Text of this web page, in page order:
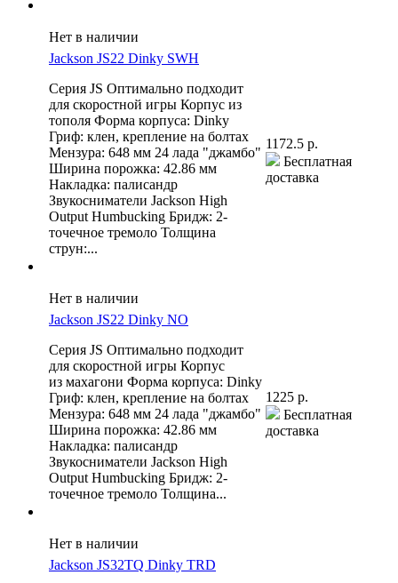
Нет в наличии
Jackson JS22 Dinky SWH
Серия JS Оптимально подходит
для скоростной игры Корпус из
тополя Форма корпуса: Dinky
Гриф: клен, крепление на болтах
Мензура: 648 мм 24 лада "джамбо"
Ширина порожка: 42.86 мм
Накладка: палисандр
Звукосниматели Jackson High
Output Humbucking Бридж: 2-
точечное тремоло Толщина
струн:...
1172.5 р.
Бесплатная
доставка
Нет в наличии
Jackson JS22 Dinky NO
Серия JS Оптимально подходит
для скоростной игры Корпус
из махагони Форма корпуса: Dinky
Гриф: клен, крепление на болтах
Мензура: 648 мм 24 лада "джамбо"
Ширина порожка: 42.86 мм
Накладка: палисандр
Звукосниматели Jackson High
Output Humbucking Бридж: 2-
точечное тремоло Толщина...
1225 р.
Бесплатная
доставка
Нет в наличии
Jackson JS32TQ Dinky TRD